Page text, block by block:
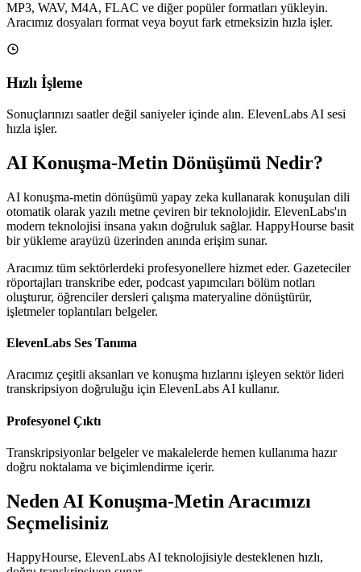
MP3, WAV, M4A, FLAC ve diğer popüler formatları yükleyin.
Aracımız dosyaları format veya boyut fark etmeksizin hızla işler.
Hızlı İşleme
Sonuçlarınızı saatler değil saniyeler içinde alın. ElevenLabs AI sesi
hızla işler.
AI Konuşma-Metin Dönüşümü Nedir?
AI konuşma-metin dönüşümü yapay zeka kullanarak konuşulan dili
otomatik olarak yazılı metne çeviren bir teknolojidir. ElevenLabs'ın
modern teknolojisi insana yakın doğruluk sağlar. HappyHourse basit
bir yükleme arayüzü üzerinden anında erişim sunar.
Aracımız tüm sektörlerdeki profesyonellere hizmet eder. Gazeteciler
röportajları transkribe eder, podcast yapımcıları bölüm notları
oluşturur, öğrenciler dersleri çalışma materyaline dönüştürür,
işletmeler toplantıları belgeler.
ElevenLabs Ses Tanıma
Aracımız çeşitli aksanları ve konuşma hızlarını işleyen sektör lideri
transkripsiyon doğruluğu için ElevenLabs AI kullanır.
Profesyonel Çıktı
Transkripsiyonlar belgeler ve makalelerde hemen kullanıma hazır
doğru noktalama ve biçimlendirme içerir.
Neden AI Konuşma-Metin Aracımızı
Seçmelisiniz
HappyHourse, ElevenLabs AI teknolojisiyle desteklenen hızlı,